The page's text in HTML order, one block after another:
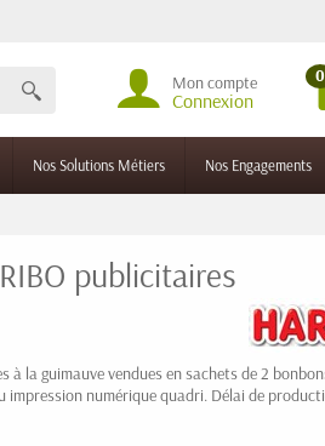
Mon compte
Connexion
0
Nos Solutions Métiers Nos Engagements
publicitaires
à la guimauve vendues en sachets de 2
impression numérique quadri. Délai de